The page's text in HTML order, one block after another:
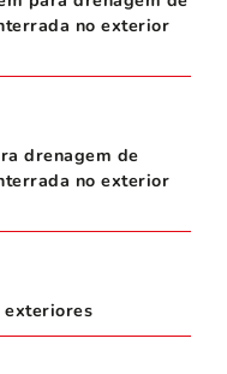
no exterior
drenagem de
no exterior
exteriores